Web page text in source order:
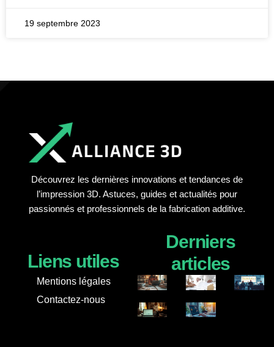
19 septembre 2023
Découvrez les dernières innovations et tendances de
l’impression 3D. Astuces, guides et actualités pour
passionnés et professionnels de la fabrication additive.
Liens utiles
Mentions légales
Contactez-nous
Derniers
articles